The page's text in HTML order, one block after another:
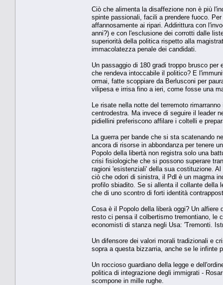
Ciò che alimenta la disaffezione non è più
spinte passionali, facili a prendere fuoco.
affannosamente ai ripari. Addirittura con
anni?) e con l'esclusione dei corrotti dalle
superiorità della politica rispetto alla
immacolatezza penale dei candidati.
Un passaggio di 180 gradi troppo brusco
che rendeva intoccabile il politico? E
ormai, fatte scoppiare da Berlusconi per
vilipesa e irrisa fino a ieri, come fosse una
Le risate nella notte del terremoto
centrodestra. Ma invece di seguire il leader
pidiellini preferiscono affilare i coltelli e
La guerra per bande che si sta scatenando
ancora di risorse in abbondanza per tenere
Popolo della libertà non registra solo una
crisi fisiologiche che si possono superare
ragioni 'esistenziali' della sua costituzione.
ciò che odori di sinistra, il Pdl è un magma
profilo sbiadito. Se si allenta il collante della
che di uno scontro di forti identità
Cosa è il Popolo della liberà oggi? Un alfiere
resto ci pensa il colbertismo tremontiano, le
economisti di stanza negli Usa: 'Tremonti.
Un difensore dei valori morali tradizionali e
sopra a questa bizzarria, anche se le infinte
Un roccioso guardiano della legge e
politica di integrazione degli immigrati -
scompone in mille rughe.